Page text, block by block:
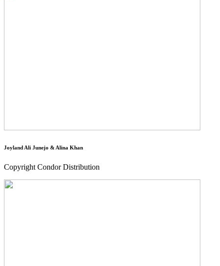
Joyland Ali Junejo & Alina Khan
Copyright Condor Distribution